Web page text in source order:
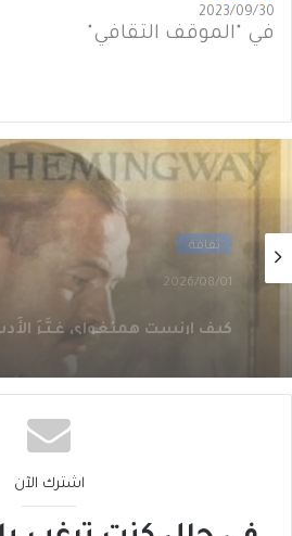
2023/09/30
في "الموقف الثقافي"
ثقافة
2026/07/28
3)
اشترك الآن